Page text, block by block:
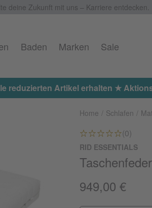
deine Zukunft mit uns – Karriere entdecken.
Baden Marken Sale
reduzierten Artikel erhalten ★
Home Schlafen
(0)
RID ESSENTIALS
949,00 €